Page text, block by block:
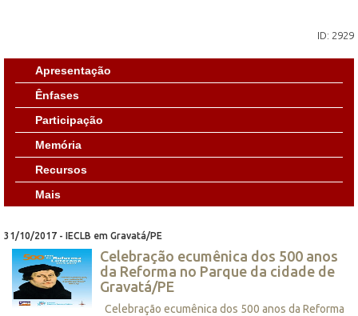
ID: 2929
Apresentação
Ênfases
Participação
Memória
Recursos
Mais
31/10/2017 - IECLB em Gravatá/PE
Celebração ecumênica dos 500 anos
da Reforma no Parque da cidade de
Gravatá/PE
Celebração ecumênica dos 500 anos da Reforma